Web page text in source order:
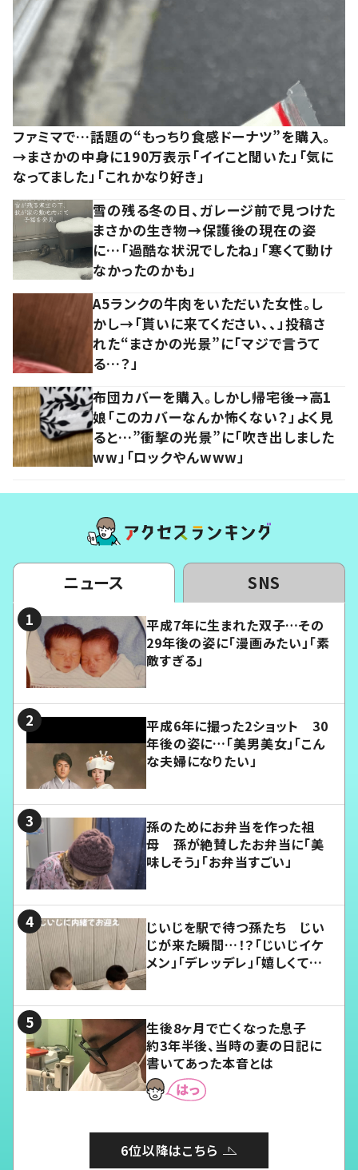
ファミマで…話題の“もっちり食感ドーナツ”を購入。
→まさかの中身に190万表示「イイこと聞いた」「気に
なってました」「これかなり好き」
雪の残る冬の日、ガレージ前で見つけた
まさかの生き物→保護後の現在の姿
に…「過酷な状況でしたね」「寒くて動け
なかったのかも」
A5ランクの牛肉をいただいた女性。し
かし→「貰いに来てください、、」投稿さ
れた“まさかの光景”に「マジで言うて
る…？」
布団カバーを購入。しかし帰宅後→高1
娘「このカバーなんか怖くない？」よく見
ると…”衝撃の光景”に「吹き出しました
ww」「ロックやんwww」
ニュース SNS
平成7年に生まれた双子…その
29年後の姿に「漫画みたい」「素
敵すぎる」
平成6年に撮った2ショット 30
年後の姿に…「美男美女」「こん
な夫婦になりたい」
孫のためにお弁当を作った祖
母 孫が絶賛したお弁当に「美
味しそう」「お弁当すごい」
じいじを駅で待つ孫たち じい
じが来た瞬間…！？「じいじイケ
メン」「デレッデレ」「嬉しくて可
生後8ヶ月で亡くなった息子
約3年半後、当時の妻の日記に
書いてあった本音とは
6位以降はこちら